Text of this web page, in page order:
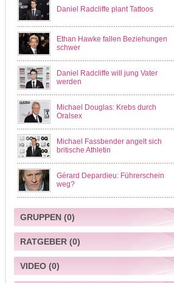
Daniel Radcliffe plant Tattoos
Ethan Hawke fallen Beziehungen
schwer
Daniel Radcliffe will jung Vater
werden
Michael Douglas: Krebs durch
Oralsex
Michael Fassbender angelt sich
britische Athletin
Gérard Depardieu: Führerschein
weg?
GRUPPEN(0)
RATGEBER(0)
VIDEO(0)